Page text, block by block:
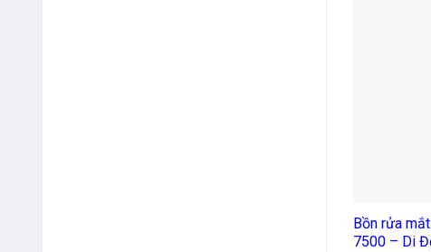
Bồn rửa
7500 – Di